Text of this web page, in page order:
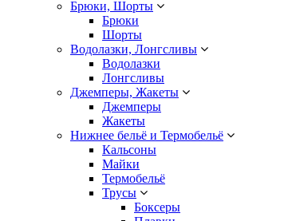
Брюки, Шорты
Брюки
Шорты
Водолазки, Лонгсливы
Водолазки
Лонгсливы
Джемперы, Жакеты
Джемперы
Жакеты
Нижнее бельё и Термобельё
Кальсоны
Майки
Термобельё
Трусы
Боксеры